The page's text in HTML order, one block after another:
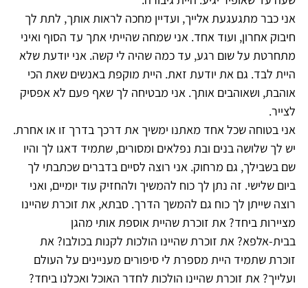
אני כבר מתגעגעת אלייך, ועדיין מחכה לראות אותך, לתת לך
חיבוק אחרון, ועוד אחד. אני שמחה שהייתי אתך עד הסוף ואיני
מתחרטת על שום רגע, עד כמה שהיה לי קשה. אני יודעת שלא
היית לבד. גם את יודעת זאת. היית מוקפת באנשים שאת הכי
אוהבת, ושאוהבים אותך. אני מבטיחה לך שאף פעם לא אפסיק
לצייר.
אני בטוחה שכל אחד מאתנו ימשיך את דרכך בדרך זו או אחרת.
יש לך שלושה בנים ובת נפלאים ומסורים, שתמיד דאגו לך והיו
שם בשבילך, גם מרחוק. אני רוצה לסיים בדברים שכתבתי לך
ביום שלישי. זה נתן לך כוח להמשיך ולהחזיק עוד יומיים, ואני
רוצה שייתן לך כוח גם להמשך הדרך. סבתא, את זוכרת שהיינו
מציירות ביחד? את זוכרת שהיית אוספת אותי מהגן
בבית-אלפא? את זוכרת שהיינו הולכות לקנות בכולבו? את
זוכרת שתמיד היית מספרת לי סיפורים מעניינים על העולם
ועלייך? את זוכרת שהיינו הולכות לחדר האוכל ואכלנו ביחד?